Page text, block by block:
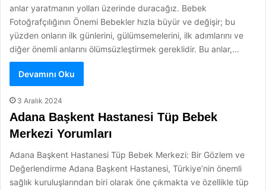
anlar yaratmanın yolları üzerinde duracağız. Bebek
Fotoğrafçılığının Önemi Bebekler hızla büyür ve değişir; bu
yüzden onların ilk günlerini, gülümsemelerini, ilk adımlarını ve
diğer önemli anlarını ölümsüzleştirmek gereklidir. Bu anlar,…
Devamını Oku
3 Aralık 2024
Adana Başkent Hastanesi Tüp Bebek
Merkezi Yorumları
Adana Başkent Hastanesi Tüp Bebek Merkezi: Bir Gözlem ve
Değerlendirme Adana Başkent Hastanesi, Türkiye’nin önemli
sağlık kuruluşlarından biri olarak öne çıkmakta ve özellikle tüp